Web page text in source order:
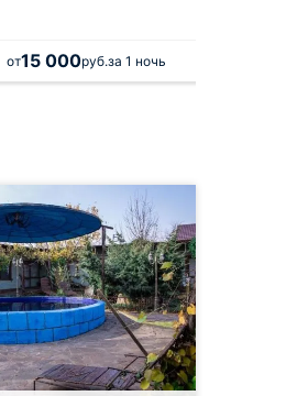
от15 000руб.за 1 ночь